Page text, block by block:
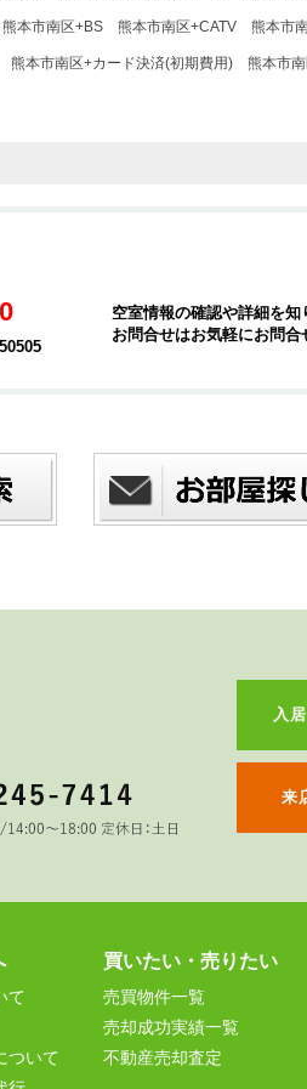
熊本市南区+BS 熊本市南区+CATV 熊本市
熊本市南区+カード決済(初期費用) 熊本市
空室情報の確認や詳細を知
お問合せはお気軽にお問合
入
来
て
ついて
買いたい・売りたい
売買物件一覧
売却成功実績一覧
不動産売却査定